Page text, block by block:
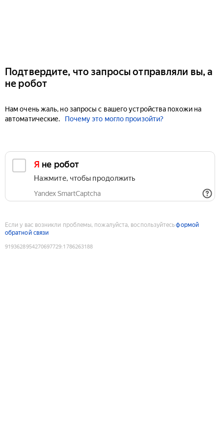
Подтвердите, что запросы отправляли вы, а
не робот
Нам очень жаль, но запросы с вашего устройства похожи на
автоматические.
Почему это могло произойти?
Я не робот
Нажмите, чтобы продолжить
Yandex SmartCaptcha
Если у вас возникли проблемы, пожалуйста, воспользуйтесьформой
обратной связи
9193628954270697729:1786263188